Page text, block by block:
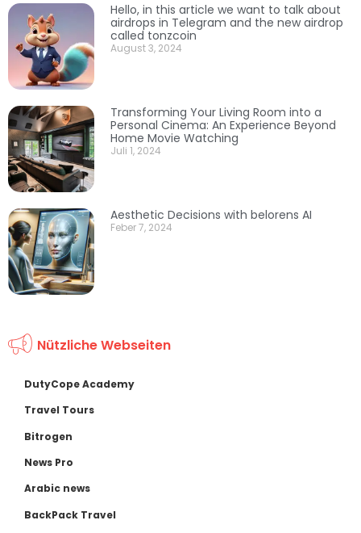
Hello, in this article we want to talk about
airdrops in Telegram and the new airdrop
called tonzcoin
August 3, 2024
Transforming Your Living Room into a
Personal Cinema: An Experience Beyond
Home Movie Watching
Juli 1, 2024
Aesthetic Decisions with belorens AI
Feber 7, 2024
Nützliche Webseiten
DutyCope Academy
Travel Tours
Bitrogen
News Pro
Arabic news
BackPack Travel